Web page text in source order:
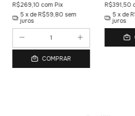
R$269,10 com Pix
5x deR$59,80 sem
juros
COMPRAR
R$391,50
5 x de
juros